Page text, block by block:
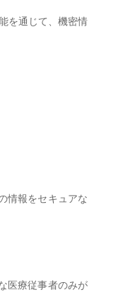
を通じて、機密情
情報をセキュアな
医療従事者のみが